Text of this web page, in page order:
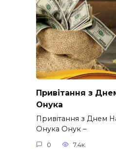
Привітання з
Онука
Привітання з Днем
Онука Онук –
0 7.4к.